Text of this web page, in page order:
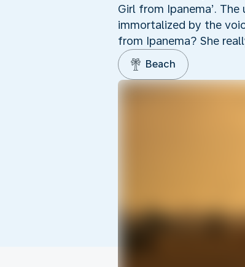
Girl from Ipanema’.
immortalized by the
from Ipanema? She
Beach